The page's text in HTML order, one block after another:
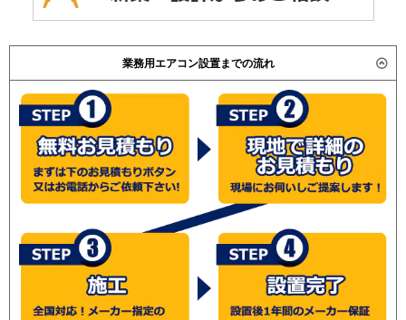
業務用エアコン設置までの流れ